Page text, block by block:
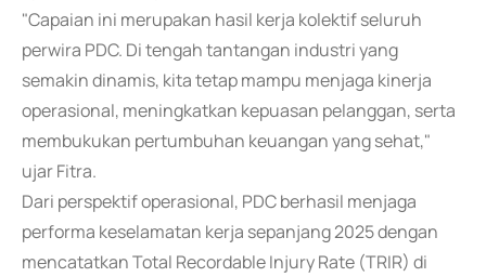
"Capaian ini merupakan hasil kerja kolektif seluruh
perwira PDC. Di tengah tantangan industri yang
semakin dinamis, kita tetap mampu menjaga kinerja
operasional, meningkatkan kepuasan pelanggan, serta
membukukan pertumbuhan keuangan yang sehat,"
ujar Fitra.
Dari perspektif operasional, PDC berhasil menjaga
performa keselamatan kerja sepanjang 2025 dengan
mencatatkan Total Recordable Injury Rate (TRIR) di